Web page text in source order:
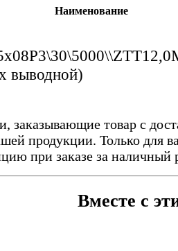
Наименование
выводной)
заказывающие товар с
продукции. Только для
при заказе за
Вместе с